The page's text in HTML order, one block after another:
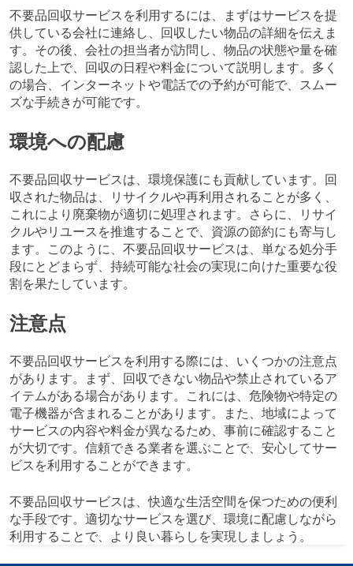
不要品回収サービスを利用するには、まずはサービスを提
供している会社に連絡し、回収したい物品の詳細を伝えま
す。その後、会社の担当者が訪問し、物品の状態や量を確
認した上で、回収の日程や料金について説明します。多く
の場合、インターネットや電話での予約が可能で、スムー
ズな手続きが可能です。
環境への配慮
不要品回収サービスは、環境保護にも貢献しています。回
収された物品は、リサイクルや再利用されることが多く、
これにより廃棄物が適切に処理されます。さらに、リサイ
クルやリユースを推進することで、資源の節約にも寄与し
ます。このように、不要品回収サービスは、単なる処分手
段にとどまらず、持続可能な社会の実現に向けた重要な役
割を果たしています。
注意点
不要品回収サービスを利用する際には、いくつかの注意点
があります。まず、回収できない物品や禁止されているア
イテムがある場合があります。これには、危険物や特定の
電子機器が含まれることがあります。また、地域によって
サービスの内容や料金が異なるため、事前に確認すること
が大切です。信頼できる業者を選ぶことで、安心してサー
ビスを利用することができます。
不要品回収サービスは、快適な生活空間を保つための便利
な手段です。適切なサービスを選び、環境に配慮しながら
利用することで、より良い暮らしを実現しましょう。